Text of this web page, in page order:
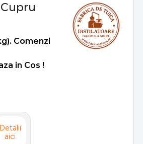
Comenzi
in Cos !
Detalii
aici